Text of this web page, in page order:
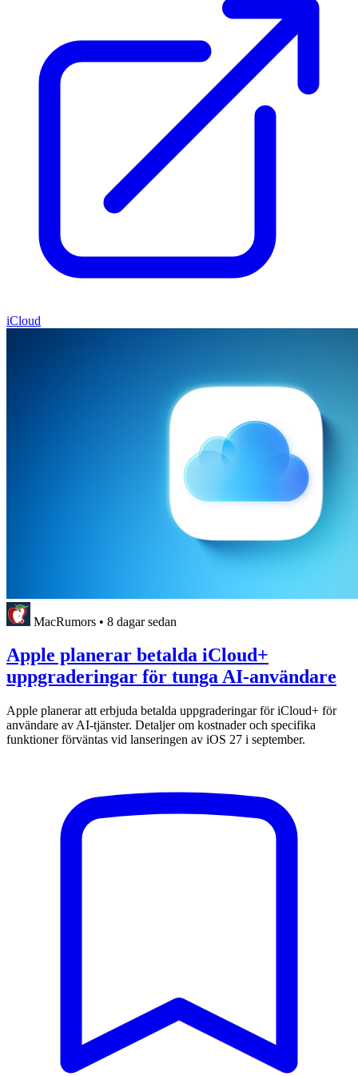
iCloud
MacRumors • 8 dagar sedan
Apple planerar betalda iCloud+
uppgraderingar för tunga AI-användare
Apple planerar att erbjuda betalda uppgraderingar för iCloud+ för
användare av AI-tjänster. Detaljer om kostnader och specifika
funktioner förväntas vid lanseringen av iOS 27 i september.